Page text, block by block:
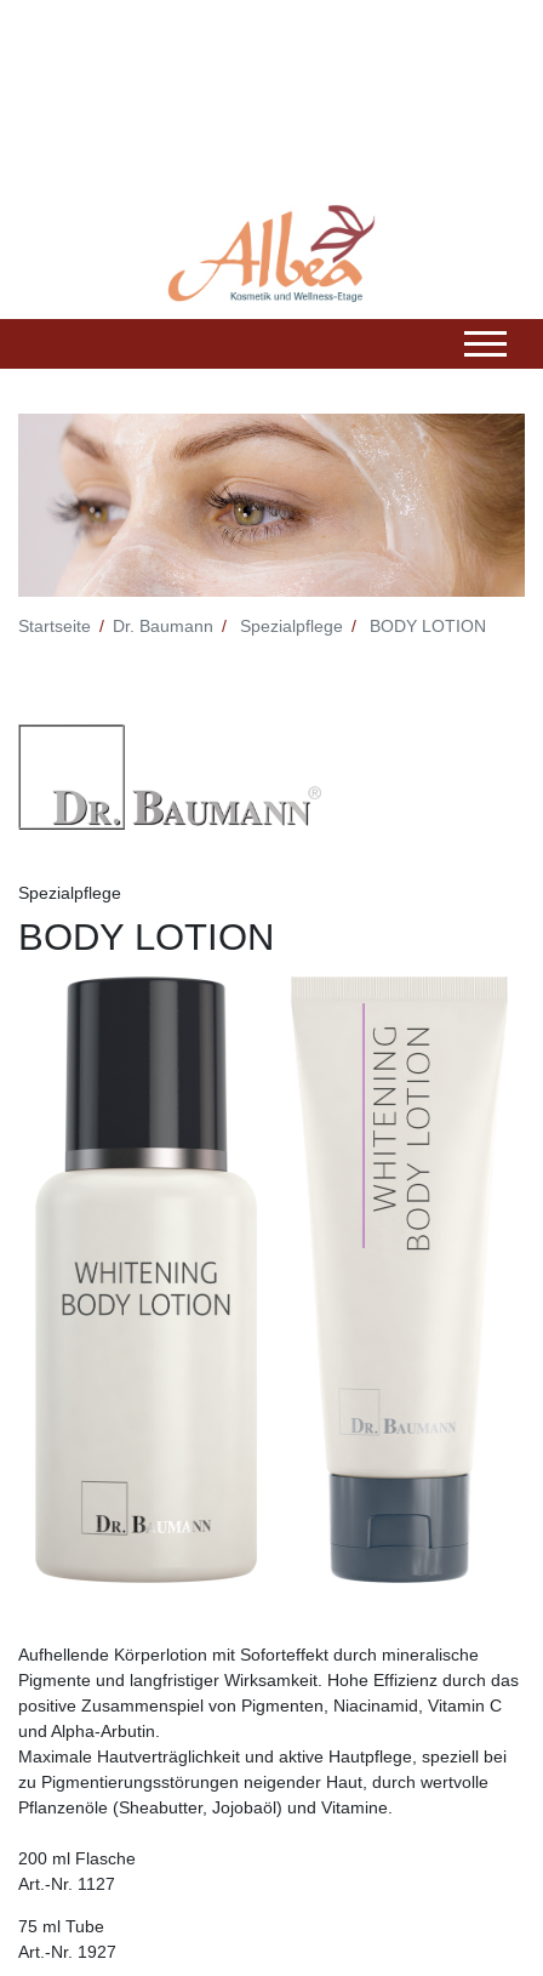
Startseite Dr. Baumann Spezialpflege BODY LOTION
Spezialpflege
BODY LOTION
Aufhellende Körperlotion mit Soforteffekt durch mineralische
Pigmente und langfristiger Wirksamkeit. Hohe Effizienz durch das
positive Zusammenspiel von Pigmenten, Niacinamid, Vitamin C
und Alpha-Arbutin.
Maximale Hautverträglichkeit und aktive Hautpflege, speziell bei
zu Pigmentierungsstörungen neigender Haut, durch wertvolle
Pflanzenöle (Sheabutter, Jojobaöl) und Vitamine.
200 ml Flasche
Art.-Nr. 1127
75 ml Tube
Art.-Nr. 1927